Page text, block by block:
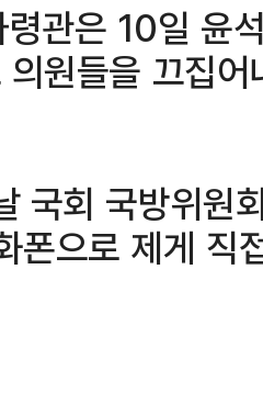
관은 10일 윤
원들을 끄집
국회 국방위원
폰으로 제게 직